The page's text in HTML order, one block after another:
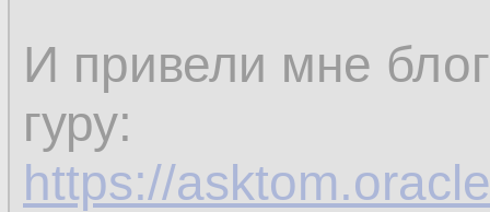
И привели мне
гуру:
https://